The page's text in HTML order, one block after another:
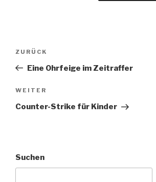
Beitragsnavigation
Vorheriger
Beitrag
ZURÜCK
Eine Ohrfeige im Zeitraffer
Nächster
Beitrag
WEITER
Counter-Strike für Kinder
Suchen